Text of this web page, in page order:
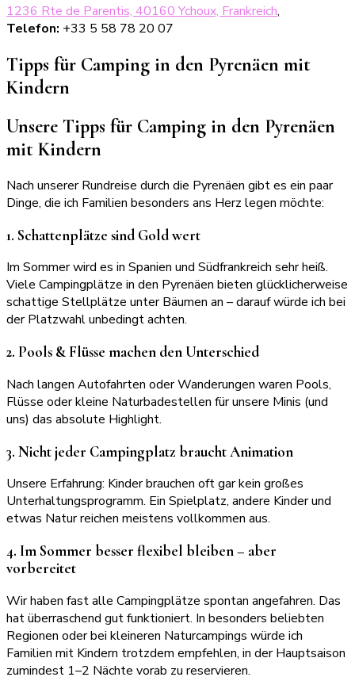
1236 Rte de Parentis, 40160 Ychoux, Frankreich,
Telefon: +33 5 58 78 20 07
Tipps für Camping in den Pyrenäen mit
Kindern
Unsere Tipps für Camping in den Pyrenäen
mit Kindern
Nach unserer Rundreise durch die Pyrenäen gibt es ein paar
Dinge, die ich Familien besonders ans Herz legen möchte:
1. Schattenplätze sind Gold wert
Im Sommer wird es in Spanien und Südfrankreich sehr heiß.
Viele Campingplätze in den Pyrenäen bieten glücklicherweise
schattige Stellplätze unter Bäumen an – darauf würde ich bei
der Platzwahl unbedingt achten.
2. Pools & Flüsse machen den Unterschied
Nach langen Autofahrten oder Wanderungen waren Pools,
Flüsse oder kleine Naturbadestellen für unsere Minis (und
uns) das absolute Highlight.
3. Nicht jeder Campingplatz braucht Animation
Unsere Erfahrung: Kinder brauchen oft gar kein großes
Unterhaltungsprogramm. Ein Spielplatz, andere Kinder und
etwas Natur reichen meistens vollkommen aus.
4. Im Sommer besser flexibel bleiben – aber
vorbereitet
Wir haben fast alle Campingplätze spontan angefahren. Das
hat überraschend gut funktioniert. In besonders beliebten
Regionen oder bei kleineren Naturcampings würde ich
Familien mit Kindern trotzdem empfehlen, in der Hauptsaison
zumindest 1–2 Nächte vorab zu reservieren.